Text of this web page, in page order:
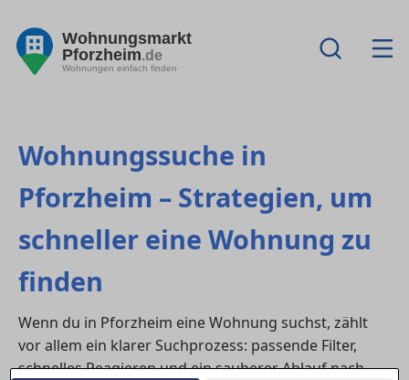
Wohnungsmarkt
Pforzheim.de
Wohnungen einfach finden
Wohnungssuche in
Pforzheim – Strategien, um
schneller eine Wohnung zu
finden
Wenn du in Pforzheim eine Wohnung suchst, zählt
vor allem ein klarer Suchprozess: passende Filter,
schnelles Reagieren und ein sauberer Ablauf nach